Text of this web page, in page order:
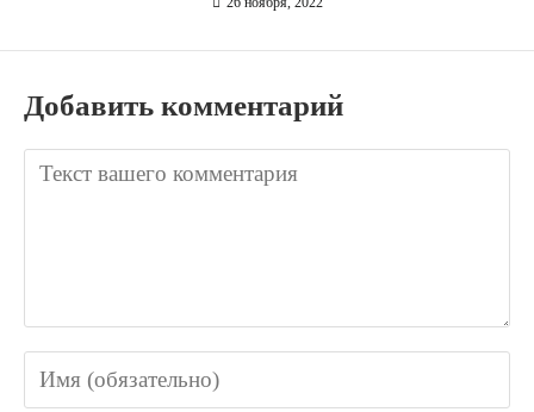
Добавить комментарий